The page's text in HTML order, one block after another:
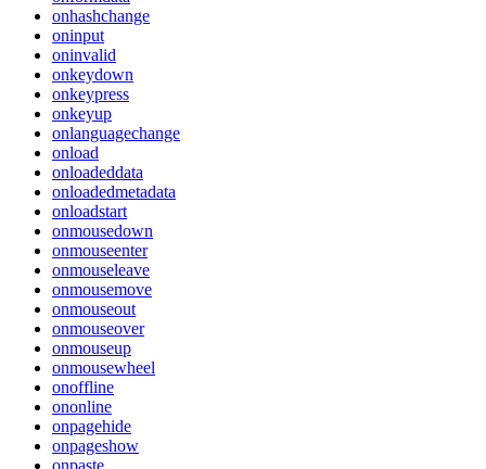
onhashchange
oninput
oninvalid
onkeydown
onkeypress
onkeyup
onlanguagechange
onload
onloadeddata
onloadedmetadata
onloadstart
onmousedown
onmouseenter
onmouseleave
onmousemove
onmouseout
onmouseover
onmouseup
onmousewheel
onoffline
ononline
onpagehide
onpageshow
onpaste